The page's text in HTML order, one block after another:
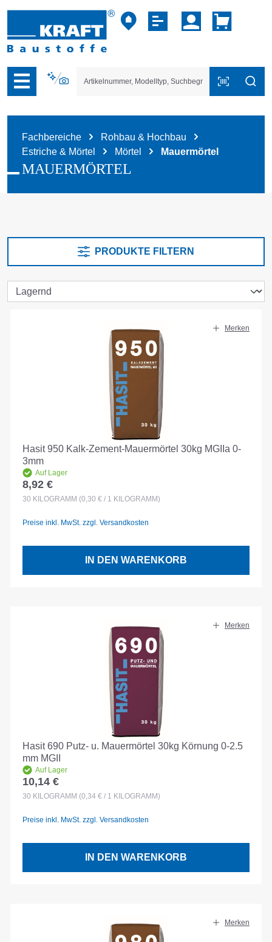
der B2B-Plattform springen
Fachbereiche
Rohbau & Hochbau
Estriche & Mörtel
Mörtel Mauermörtel
MAUERMÖRTEL
PRODUKTE FILTERN
Merken
Hasit 950 Kalk-Zement-Mauermörtel 30kg MGIIa 0-
3mm
Auf Lager
Regulärer Preis:
8,92 €
30 KILOGRAMM (0,30 € / 1 KILOGRAMM)
Preise inkl. MwSt. zzgl. Versandkosten
IN DEN WARENKORB
Merken
Hasit 690 Putz- u. Mauermörtel 30kg Körnung 0-2.5
mm MGII
Auf Lager
Regulärer Preis:
10,14 €
30 KILOGRAMM (0,34 € / 1 KILOGRAMM)
Preise inkl. MwSt. zzgl. Versandkosten
IN DEN WARENKORB
Merken